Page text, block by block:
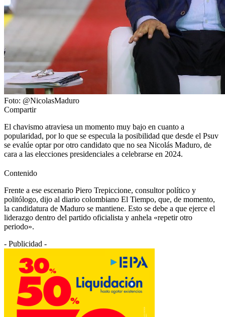
Foto: @NicolasMaduro
Compartir
El chavismo atraviesa un momento muy bajo en cuanto a
popularidad, por lo que se especula la posibilidad que desde el Psuv
se evalúe optar por otro candidato que no sea Nicolás Maduro, de
cara a las elecciones presidenciales a celebrarse en 2024.
Contenido
Frente a ese escenario Piero Trepiccione, consultor político y
politólogo, dijo al diario colombiano El Tiempo, que, de momento,
la candidatura de Maduro se mantiene. Esto se debe a que ejerce el
liderazgo dentro del partido oficialista y anhela «repetir otro
periodo».
- Publicidad -